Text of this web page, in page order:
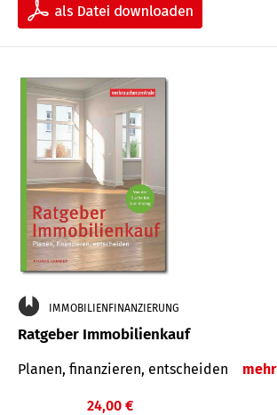
IMMOBILIENFINANZIERUNG
Ratgeber Immobilienkauf
Planen, finanzieren, entscheiden mehr
24,00 €